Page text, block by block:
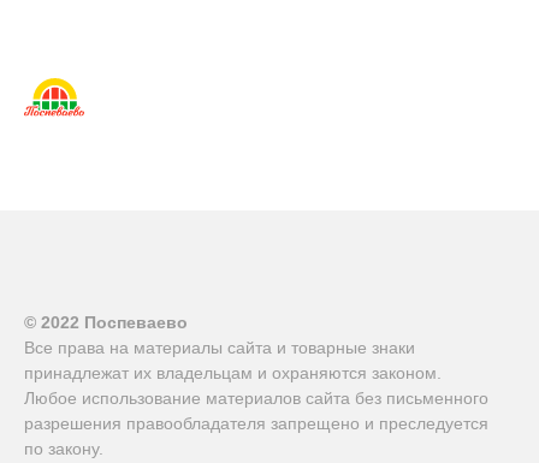
© 2022 Поспеваево
Все права на материалы сайта и товарные знаки
принадлежат их владельцам и охраняются законом.
Любое использование материалов сайта без письменного
разрешения правообладателя запрещено и преследуется
по закону.